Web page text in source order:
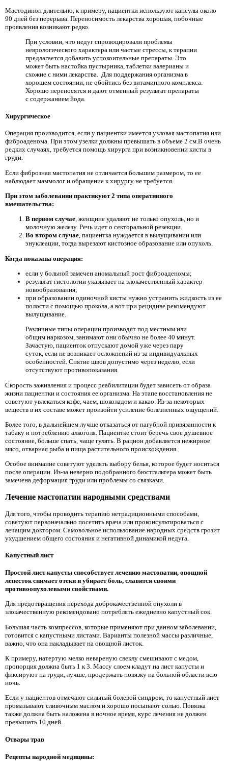
Мастодинон длительно, к примеру, пациентки используют капсулы около
90 дней без перерыва. Переносимость лекарства хорошая, побочные
проявления возникают редко.
При условии, что недуг спровоцировали проблемы
неврологического характера или частые стрессы, к терапии
предлагается добавить успокоительные препараты. Это
может быть настойка пустырника, таблетки валерианы и
схожие с ними лекарства. Для поддержания организма в
хорошем состоянии, не обойтись без витаминного комплекса.
Хорошо переносятся и дают отменный результат препараты
с содержанием йода.
Хирургическое
Операция производится, если у пациентки имеется узловая мастопатия или
фиброаденома. При этом узелки должны превышать в объеме 2 см.В очень
редких случаях, требуется помощь хирурга при возникновении кисты в
груди.
Если фиброзная мастопатия не отличается большим размером, то ее
наблюдает маммолог и обращение к хирургу не требуется.
При этом заболевании практикуют 2 типа оперативного
вмешательства:
В первом случае, женщине удаляют не только опухоль, но и
молочную железу. Речь идет о секторальной резекции.
Во втором случае, пациентка нуждается в вылущивании или
энуклеации, тогда вырезают кистозное образование или опухоль.
Когда показана операция:
если у больной замечен аномальный рост фиброаденомы;
результат гистологии указывает на злокачественный характер
новообразования;
при образовании одиночной кисты нужно устранить жидкость из ее
полости с помощью прокола, а вот при рецидиве рекомендуют
вылущивание.
Различные типы операции производят под местным или
общим наркозом, занимают они обычно не более 40 минут.
Зачастую, пациенток отпускают домой уже через пару
суток, если не возникает осложнений из-за индивидуальных
особенностей. Снятие швов допустимо через неделю, если
отсутствуют противопоказания.
Скорость заживления и процесс реабилитации будет зависеть от образа
жизни пациентки и состояния ее организма. На этапе восстановления не
советуют увлекаться кофе, чаем, шоколадом и какао. Из-за некоторых
веществ в их составе может произойти усиление болезненных ощущений.
Более того, в дальнейшем лучше отказаться от пагубной привязанности к
табаку и потреблению алкоголя. Пациентке стоит беречь свое душевное
состояние, больше спать, чаще гулять. В рацион добавляется нежирное
мясо, отварная рыба и пища растительного происхождения.
Особое внимание советуют уделять выбору белья, которое будет носиться
после операции. Из-за неверно подобранного бюстгальтера может быть
замечена деформация груди или проблемы со связками.
Лечение мастопатии народными средствами
Для того, чтобы проводить терапию нетрадиционными способами,
советуют первоначально посетить врача или проконсультироваться с
лечащим доктором. Самовольное использование народных средств грозит
ухудшением общего состояния и негативной динамикой недуга.
Капустный лист
Простой лист капусты способствует лечению мастопатии, овощной
лепесток снимает отеки и убирает боль, славится своими
противоопухолевыми свойствами.
Для предотвращения перехода доброкачественной опухоли в
злокачественную рекомендовано потреблять ежедневно капустный сок.
Большая часть компрессов, которые применяют при данном заболевании,
готовится с капустными листами. Варианты полезной массы различные,
важно, что она накладывает на овощной листок.
К примеру, натертую мелко невареную свеклу смешивают с медом,
пропорция должна быть 1 к 3. Массу слоем кладут на лист капусты и
фиксируют на груди, лучше, продержать повязку на больной области всю
ночь.
Если у пациентов отмечают сильный болевой синдром, то капустный лист
промазывают сливочным маслом и хорошо посыпают солью. Повязка
также должна быть наложена в ночное время, курс лечения не должен
превышать 10 дней.
Отвары трав
Рецепты народной медицины: